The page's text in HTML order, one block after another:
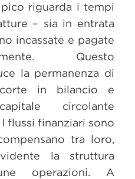
riguarda i tempi
– sia in entrata
incassate e pagate
Questo
la permanenza di
in bilancio e
circolante
flussi finanziari sono
tra loro,
la struttura
operazioni. A